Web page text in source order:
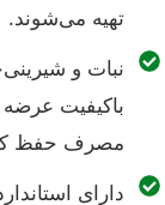
تهیه می‌شوند.
نبات و
باکیفیت
مصرف حفظ
دارای